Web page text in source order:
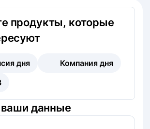
продукты, которые
дня
Компания дня
данные